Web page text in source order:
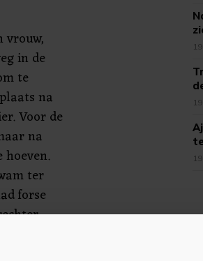
vrouw,
in de
te
na
Voor de
na
ter
forse
de